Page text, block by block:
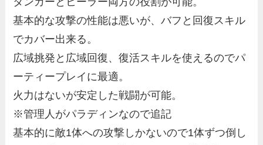
基本的な攻撃の性能は悪いが、バフと回復スキル
でカバー出来る。
広域挑発と広域回復、復活スキルを使えるのでパ
ーティープレイに最適。
火力はないが安定した戦闘が可能。
※管理人がパラディンなので追記
基本的に敵1体への攻撃しかないので1体ずつ倒し